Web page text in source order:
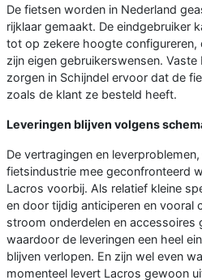
De fietsen worden in Nederland
rijklaar gemaakt. De eindgebruiker
tot op zekere hoogte configureren,
zijn eigen gebruikerswensen.
zorgen in Schijndel ervoor dat de
zoals de klant ze besteld heeft.
Leveringen blijven volgens
De vertragingen en
fietsindustrie mee geconfronteerd
Lacros voorbij. Als relatief kleine
en door tijdig anticiperen en vooral
stroom onderdelen en accessoires
waardoor de leveringen een heel
blijven verlopen. En zijn wel even
momenteel levert Lacros gewoon